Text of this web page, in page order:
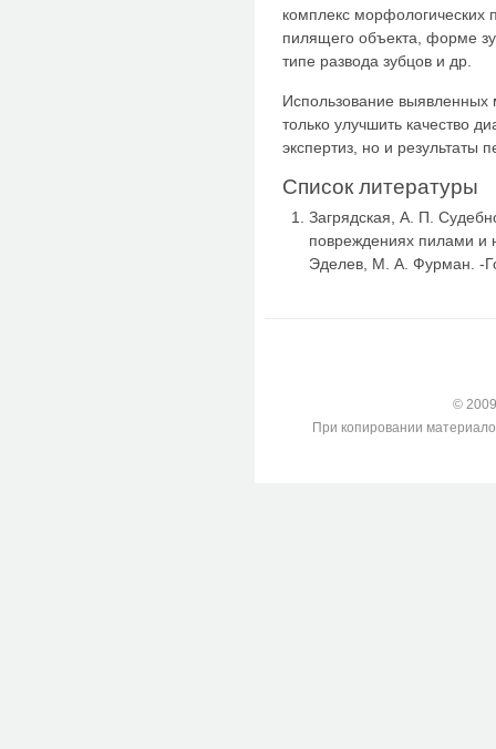
комплекс морфологических
пилящего объекта, форме
типе развода зубцов и др.
Использование выявленных
только улучшить качество
экспертиз, но и результаты
Список литературы
Загрядская, А. П.
повреждениях пилами
Эделев, М. А. Фурман. -
©
При копировании